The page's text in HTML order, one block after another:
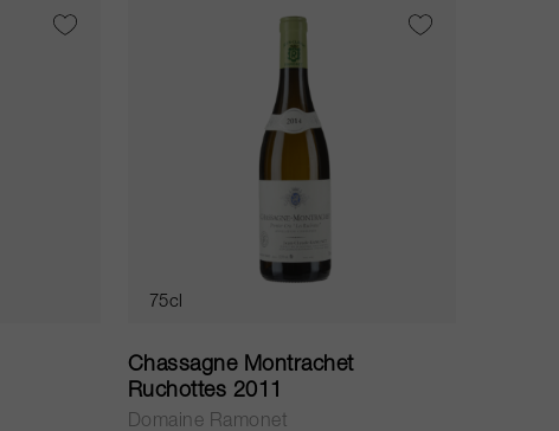
75cl
Chassagne Montrachet
Ruchottes 2011
Domaine Ramonet